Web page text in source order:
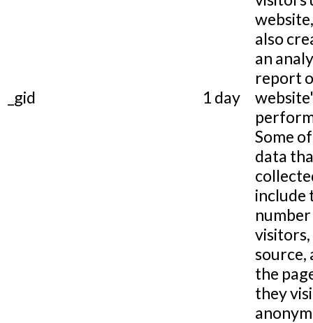
_gid 1 day
also
an
report
Some
data
include
source,
the
they